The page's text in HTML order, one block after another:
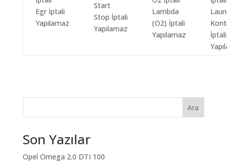
Egr İptali
Yapılamaz
Start
Stop İptali
Yapılamaz
Lambda
(O2) İptali
Yapılamaz
İptali
Ara
Son Yazılar
Opel Omega 2.0 DTI 100